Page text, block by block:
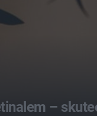
–